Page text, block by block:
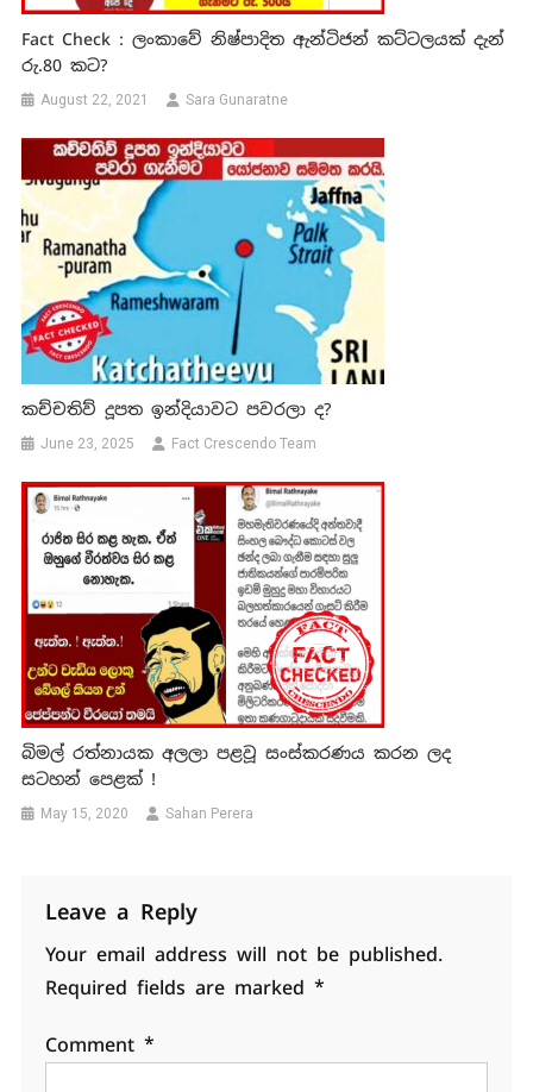
Fact Check : ලංකාවේ නිෂ්පාදිත ඇන්ටිජන් කට්ටලයක් දැන්
රු.80 කට?
August 22, 2021 Sara Gunaratne
කච්චතිව් දූපත ඉන්දියාවට පවරලා ද?
June 23, 2025 Fact Crescendo Team
බිමල් රත්නායක අලලා පළවූ සංස්කරණය කරන ලද
සටහන් පෙළක් !
May 15, 2020 Sahan Perera
Leave a Reply
Your email address will not be published.
Required fields are marked *
Comment *